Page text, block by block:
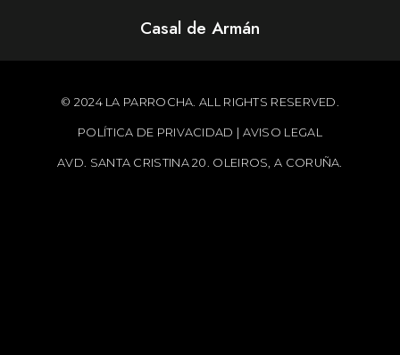
Casal de Armán
© 2024 LA PARROCHA. ALL RIGHTS RESERVED.
POLÍTICA DE PRIVACIDAD AVISO LEGAL
AVD. SANTA CRISTINA 20. OLEIROS, A CORUÑA.